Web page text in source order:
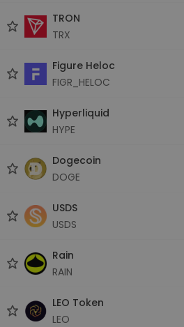
TRON
TRX
Figure Heloc
FIGR_HELOC
Hyperliquid
HYPE
Dogecoin
DOGE
USDS
USDS
Rain
RAIN
LEO Token
LEO